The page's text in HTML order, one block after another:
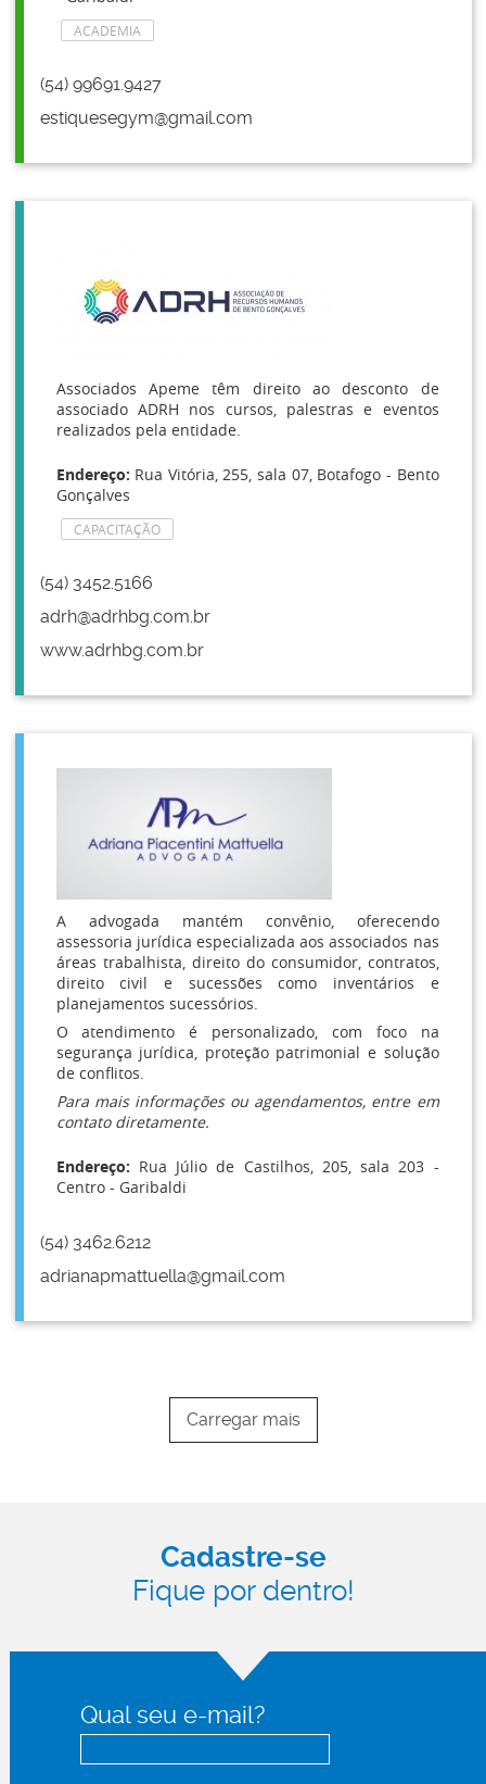
ACADEMIA
(54) 99691.9427
estiquesegym@gmail.com
Associados Apeme têm direito ao desconto de
associado ADRH nos cursos, palestras e eventos
realizados pela entidade.
Endereço: Rua Vitória, 255, sala 07, Botafogo - Bento
Gonçalves
CAPACITAÇÃO
(54) 3452.5166
adrh@adrhbg.com.br
www.adrhbg.com.br
A advogada mantém convênio, oferecendo
assessoria jurídica especializada aos associados nas
áreas trabalhista, direito do consumidor, contratos,
direito civil e sucessões como inventários e
planejamentos sucessórios.
O atendimento é personalizado, com foco na
segurança jurídica, proteção patrimonial e solução
de conflitos.
Para mais informações ou agendamentos, entre em
contato diretamente.
Endereço: Rua Júlio de Castilhos, 205, sala 203 -
Centro - Garibaldi
(54) 3462.6212
adrianapmattuella@gmail.com
Carregar mais
Cadastre-se
Fique por dentro!
Qual seu e-mail?